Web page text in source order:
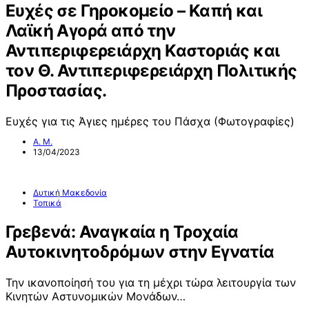
Ευχές σε Γηροκομείο – Καπή και
Λαϊκή Αγορά από την
Αντιπεριφερειάρχη Καστοριάς και
τον Θ. Αντιπεριφερειάρχη Πολιτικής
Προστασίας.
Ευχές για τις Άγιες ημέρες του Πάσχα (Φωτογραφίες)
Α. Μ.
13/04/2023
Δυτική Μακεδονία
Τοπικά
Γρεβενά: Αναγκαία η Τροχαία
Αυτοκινητοδρόμων στην Εγνατία
Την ικανοποίησή του για τη μέχρι τώρα λειτουργία των
Κινητών Αστυνομικών Μονάδων…